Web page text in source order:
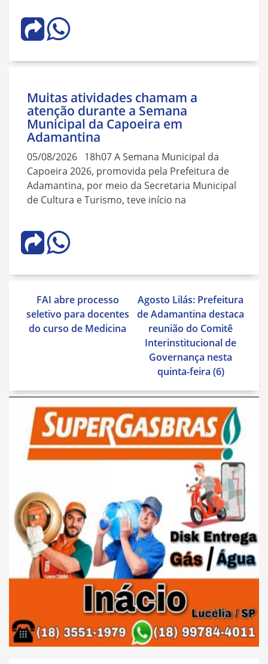
Muitas atividades chamam a
atenção durante a Semana
Municipal da Capoeira em
Adamantina
05/08/2026 18h07 A Semana Municipal da
Capoeira 2026, promovida pela Prefeitura de
Adamantina, por meio da Secretaria Municipal
de Cultura e Turismo, teve início na
Navegação
de
Post
FAI abre processo
seletivo para docentes
do curso de Medicina
Agosto Lilás: Prefeitura
de Adamantina destaca
reunião do Comitê
Interinstitucional de
Governança nesta
quinta-feira (6)